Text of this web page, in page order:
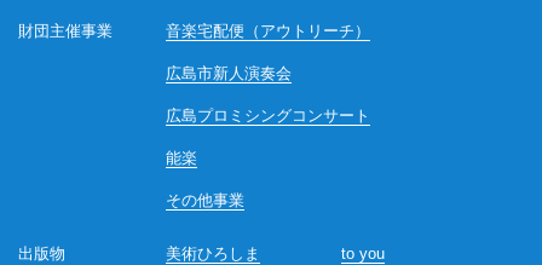
財団主催事業 音楽宅配便（アウトリーチ）
広島市新人演奏会
広島プロミシングコンサート
能楽
その他事業
出版物 美術ひろしま to you